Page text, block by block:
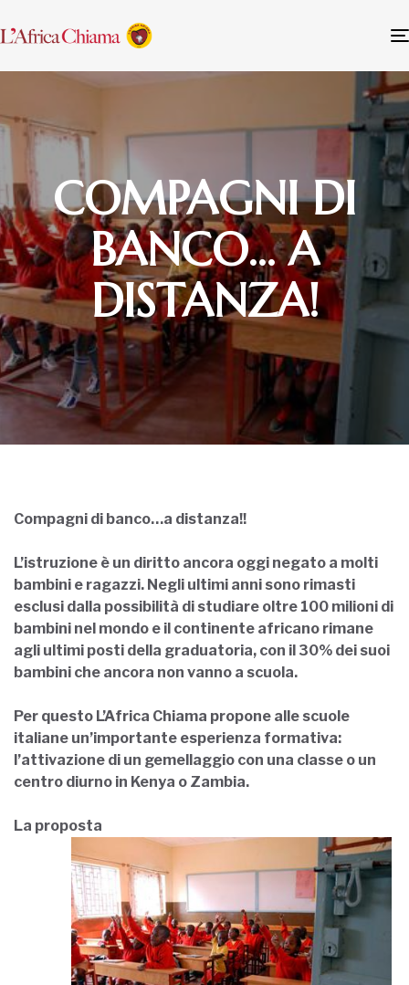
COMPAGNI DI
BANCO… A
DISTANZA!
Compagni di banco…a distanza!!
L’istruzione è un diritto ancora oggi negato a molti
bambini e ragazzi. Negli ultimi anni sono rimasti
esclusi dalla possibilità di studiare oltre 100 milioni di
bambini nel mondo e il continente africano rimane
agli ultimi posti della graduatoria, con il 30% dei suoi
bambini che ancora non vanno a scuola.
Per questo L’Africa Chiama propone alle scuole
italiane un’importante esperienza formativa:
l’attivazione di un gemellaggio con una classe o un
centro diurno in Kenya o Zambia.
La proposta